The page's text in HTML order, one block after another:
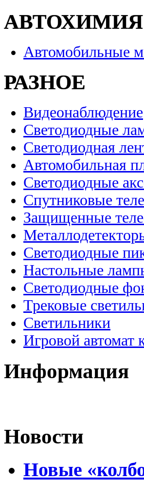
АВТОХИМИЯ
Автомобильные
РАЗНОЕ
Видеонаблюдение
Светодиодные
Светодиодная
Автомобильная
Светодиодные
Спутниковые
Защищенные
Светодиодные
Настольные
Светодиодные
Трековые
Светильники
Игровой автомат
Информация
Новости
Новые